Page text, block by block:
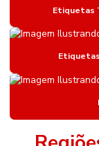
Etiqueta De
Etiqueta De
Etiqueta De
Etiqueta Nylon
Etiqueta Nylon
Etiqueta Para
Etiquetas